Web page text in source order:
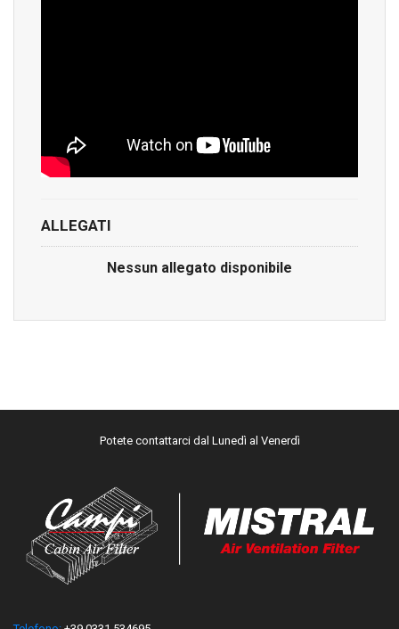
ALLEGATI
Nessun allegato disponibile
Potete contattarci dal Lunedì al Venerdì